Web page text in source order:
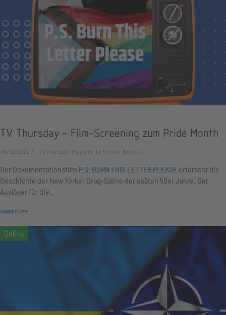
TV Thursday – Film-Screening zum Pride Month
06/02/2022 TV Thursday, Program, In-Person, Events
Der Dokumentationsfilm P.S. BURN THIS LETTER PLEASE erforscht die
Geschichte der New Yorker Drag-Szene der späten 50er Jahre. Der
Auslöser für die…
Read more